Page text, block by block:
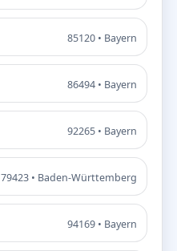
85120 • Bayern
86494 • Bayern
92265 • Bayern
79423 • Baden-Württemberg
94169 • Bayern